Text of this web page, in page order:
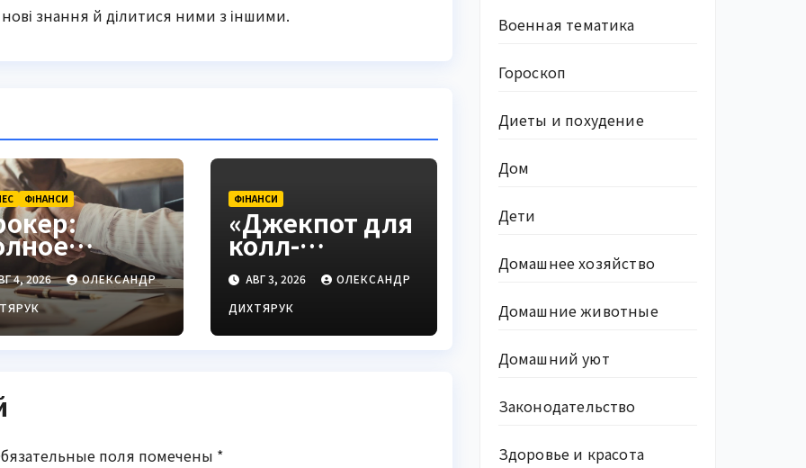
знання й ділитися ними з іншими.
ФІНАНСИ
и как
4, 2026
ОЛЕКСАНДР
ФІНАНСИ
«Джекпот для
колл-
центров»:
Смелянский о
новых
правилах НБУ
АВГ 3, 2026
ОЛЕКСАНДР
ДИХТЯРУК
поля помечены *
Военная тематика
Гороскоп
Диеты и похудение
Дом
Дети
Домашнее хозяйство
Домашние животные
Домашний уют
Законодательство
Здоровье и красота